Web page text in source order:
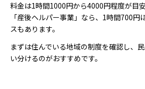
料金は1時間1000円から4000円程度が目
「産後ヘルパー事業」なら、1時間700円
スもあります。
まずは住んでいる地域の制度を確認し、
い分けるのがおすすめです。